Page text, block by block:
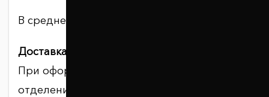
В среднем доставка занимает 2–4 дня.
Доставка в отделение.
При оформлении указывается удобное
отделение и номер телефона. После